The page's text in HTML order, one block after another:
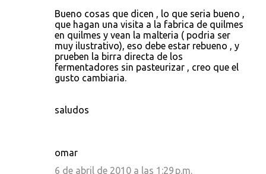
Bueno cosas que dicen , lo que seria bueno ,
que hagan una visita a la fabrica de quilmes
en quilmes y vean la malteria ( podria ser
muy ilustrativo), eso debe estar rebueno , y
prueben la birra directa de los
fermentadores sin pasteurizar , creo que el
gusto cambiaria.
saludos
omar
6 de abril de 2010 a las 1:29 p.m.